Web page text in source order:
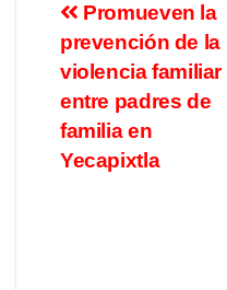
Promueven la
prevención de la
violencia familiar
entre padres de
familia en
Yecapixtla